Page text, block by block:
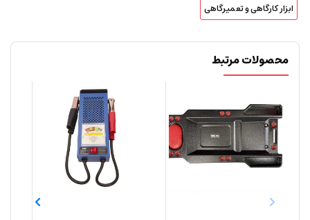
ابزار کارگاهی و تعمیرگاهی
محصولات مرتبط